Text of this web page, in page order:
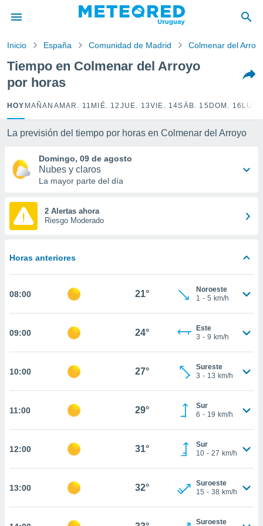
ha
por
para
que se
calidad.
a este
las
y
digital
basada
la
nuestros
en
Inicio España Comunidad de Madrid Colmenar del
Tiempo en Colmenar del Arroyo
por horas
HOY MAÑANA MAR. 11 MIÉ. 12 JUE. 13VIE. 14SÁB. 15 DOM. 16
La previsión del tiempo por horas en Colmenar del Arroyo
Domingo, 09 de agosto
Nubes y claros
La mayor parte del día
2 Alertas ahora
Riesgo Moderado
Horas anteriores
08:00 21°
Noroeste
1 - 5 km/h
09:00 24°
Este
3 - 9 km/h
10:00 27°
Sureste
3 - 13 km/h
11:00 29°
Sur
6 - 19 km/h
12:00 31°
Sur
10 - 27 km/h
13:00 32°
Suroeste
15 - 38 km/h
Suroeste